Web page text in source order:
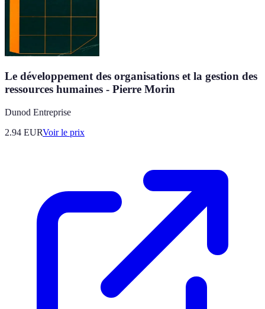
Le développement des organisations et la gestion des
ressources humaines - Pierre Morin
Dunod Entreprise
2.94 EURVoir le prix